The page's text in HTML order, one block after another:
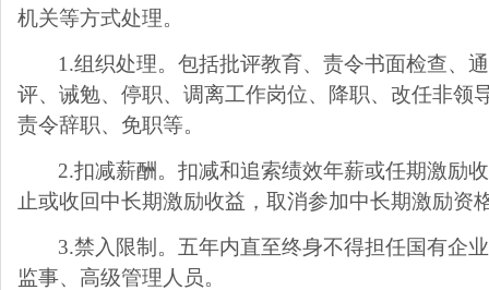
机关等方式处理。
1.组织处理。包括批评教育、责令书面检查、
评、诫勉、停职、调离工作岗位、降职、改任非领
责令辞职、免职等。
2.扣减薪酬。扣减和追索绩效年薪或任期激励
止或收回中长期激励收益，取消参加中长期激励资
3.禁入限制。五年内直至终身不得担任国有企
监事、高级管理人员。